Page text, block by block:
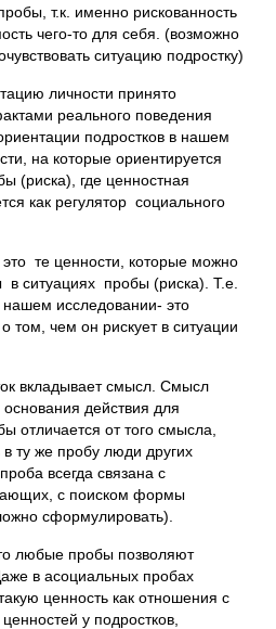
т.к. именно рискованность
чего-то для себя. (возможно
ситуацию подростку)
личности принято
реального поведения
подростков в нашем
на которые ориентируется
(риска), где ценностная
как регулятор социального
те ценности, которые можно
в ситуациях пробы (риска). Т.е.
исследовании- это
том, чем он рискует в ситуации
вкладывает смысл. Смысл
действия для
отличается от того смысла,
в ту же пробу люди других
всегда связана с
с поиском формы
сформулировать).
любые пробы позволяют
в асоциальных пробах
ценность как отношения с
у подростков,